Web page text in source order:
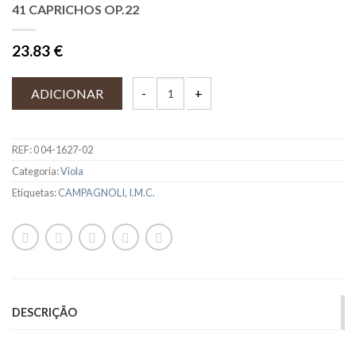
41 CAPRICHOS OP.22
23.83 €
ADICIONAR
REF:0 04-1627-02
Categoria:Viola
Etiquetas:CAMPAGNOLI, I.M.C.
DESCRIÇÃO